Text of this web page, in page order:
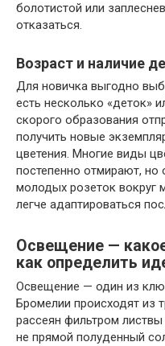
болотистой или
отказаться.
Возраст и наличие
Для новичка выгодно
есть несколько «деток»
скорого образования
получить новые
цветения. Многие виды
постепенно отмирают,
молодых розеток вокруг
легче адаптироваться
Освещение —
как определить
Освещение — один из
Бромелии происходят из
рассеян фильтром
не прямой полуденный